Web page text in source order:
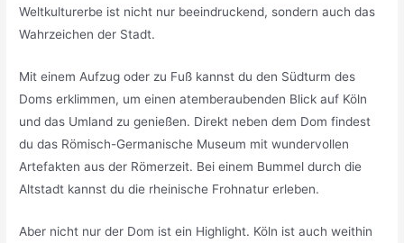
Weltkulturerbe ist nicht nur beeindruckend, sondern auch das
Wahrzeichen der Stadt.
Mit einem Aufzug oder zu Fuß kannst du den Südturm des
Doms erklimmen, um einen atemberaubenden Blick auf Köln
und das Umland zu genießen. Direkt neben dem Dom findest
du das Römisch-Germanische Museum mit wundervollen
Artefakten aus der Römerzeit. Bei einem Bummel durch die
Altstadt kannst du die rheinische Frohnatur erleben.
Aber nicht nur der Dom ist ein Highlight. Köln ist auch weithin